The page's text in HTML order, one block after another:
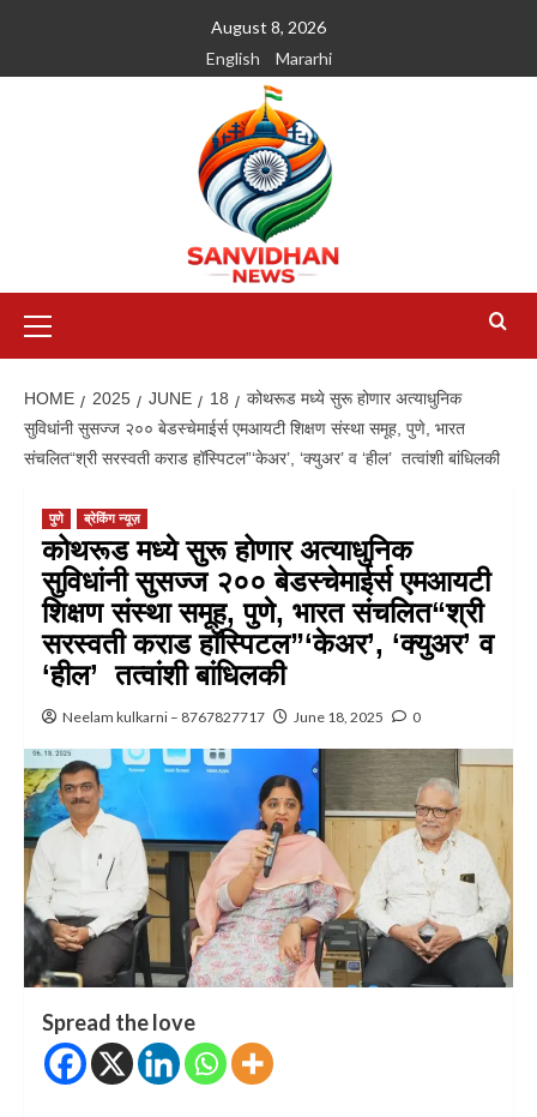
August 8, 2026
English
Mararhi
HOME 2025 JUNE 18
कोथरूड मध्ये सुरू होणार अत्याधुनिक
सुविधांनी सुसज्ज २०० बेडस्चेमाईर्स एमआयटी शिक्षण संस्था समूह, पुणे, भारत
संचलित“श्री सरस्वती कराड हॉस्पिटल”‘केअर’, ‘क्युअर’ व ‘हील’ तत्वांशी बांधिलकी
पुणे ब्रेकिंग न्यूज़
कोथरूड मध्ये सुरू होणार अत्याधुनिक
सुविधांनी सुसज्ज २०० बेडस्चेमाईर्स एमआयटी
शिक्षण संस्था समूह, पुणे, भारत संचलित“श्री
सरस्वती कराड हॉस्पिटल”‘केअर’, ‘क्युअर’ व
‘हील’ तत्वांशी बांधिलकी
Neelam kulkarni – 8767827717 June 18, 2025 0
Spread the love